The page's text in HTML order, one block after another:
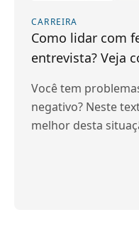
CARREIRA
Como lidar com
entrevista? Veja
Você tem
negativo? Neste
melhor desta